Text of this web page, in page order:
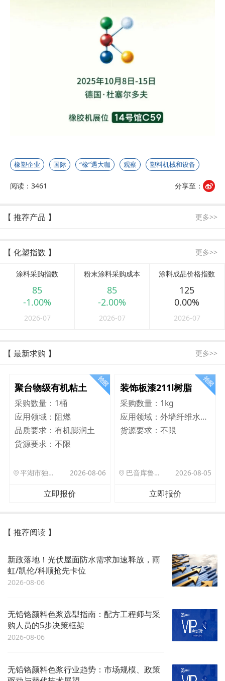
橡塑企业 国际 “橡”遇大咖 观察 塑料机械和设备
阅读：3461 分享至：
【 推荐产品 】 更多>>
【 化塑指数 】 更多>>
涂料采购指数
85
-1.00%
2026-07
粉末涂料采购成本
85
-2.00%
2026-07
涂料成品价格指数
125
0.00%
2026-07
【 最新求购 】 更多>>
聚台物级有机粘土
采购数量： 1桶
应用领域： 阻燃
品质要求： 有机膨润土
货源要求： 不限
平湖市独山港镇集港路 589 号 2026-08-06
立即报价
装饰板漆211l树脂
采购数量： 1kg
应用领域：
外墙纤维水泥板
货源要求：不限
巴音库鲁提镇,托帕口岸六号库房 2026-08-05
立即报价
【 推荐阅读 】
新政落地！光伏屋面防水需求加速释放，雨
虹/凯伦/科顺抢先卡位
2026-08-06
无铅铬颜料色浆选型指南：配方工程师与采
购人员的5步决策框架
2026-08-06
无铅铬颜料色浆行业趋势：市场规模、政策